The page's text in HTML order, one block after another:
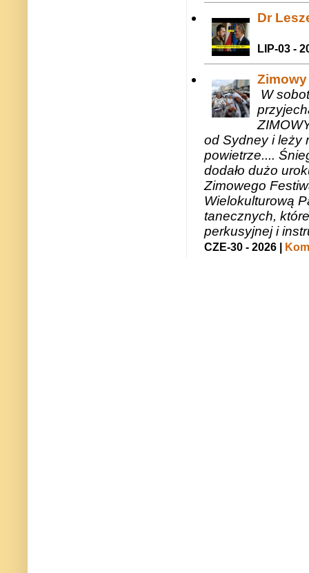
Dr
LIP-03 -
W
od Sydney i leży
powietrze....
dodało dużo
Zimowego
Wielokulturową
tanecznych,
perkusyjnej i
CZE-30 - 2026 |